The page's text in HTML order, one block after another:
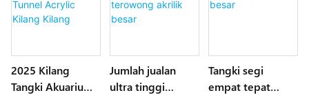
2025 Kilang
Tangki Akuarium
Jumlah jualan
ultra tinggi
Tangki segi
empat tepat